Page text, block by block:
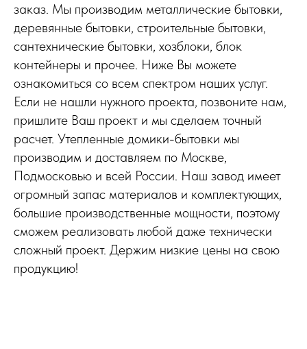
заказ. Мы производим металлические бытовки,
деревянные бытовки, строительные бытовки,
сантехнические бытовки, хозблоки, блок
контейнеры и прочее. Ниже Вы можете
ознакомиться со всем спектром наших услуг.
Если не нашли нужного проекта, позвоните нам,
пришлите Ваш проект и мы сделаем точный
расчет. Утепленные домики-бытовки мы
производим и доставляем по Москве,
Подмосковью и всей России. Наш завод имеет
огромный запас материалов и комплектующих,
большие производственные мощности, поэтому
сможем реализовать любой даже технически
сложный проект. Держим низкие цены на свою
продукцию!